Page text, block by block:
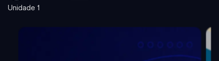
Unidade 1